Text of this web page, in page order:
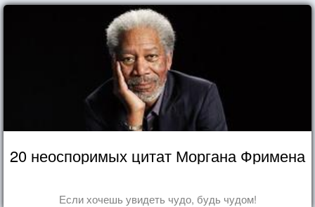
20 неоспоримых цитат Моргана Фримена
Если хочешь увидеть чудо, будь чудом!